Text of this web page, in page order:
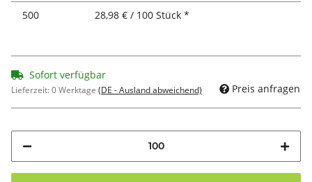
500 28,98 € / 100 Stück *
Sofort verfügbar
Lieferzeit:0 Werktage (DE - Ausland abweichend) Preis anfragen